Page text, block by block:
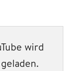
wird